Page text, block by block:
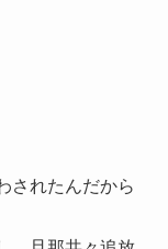
されたんだから